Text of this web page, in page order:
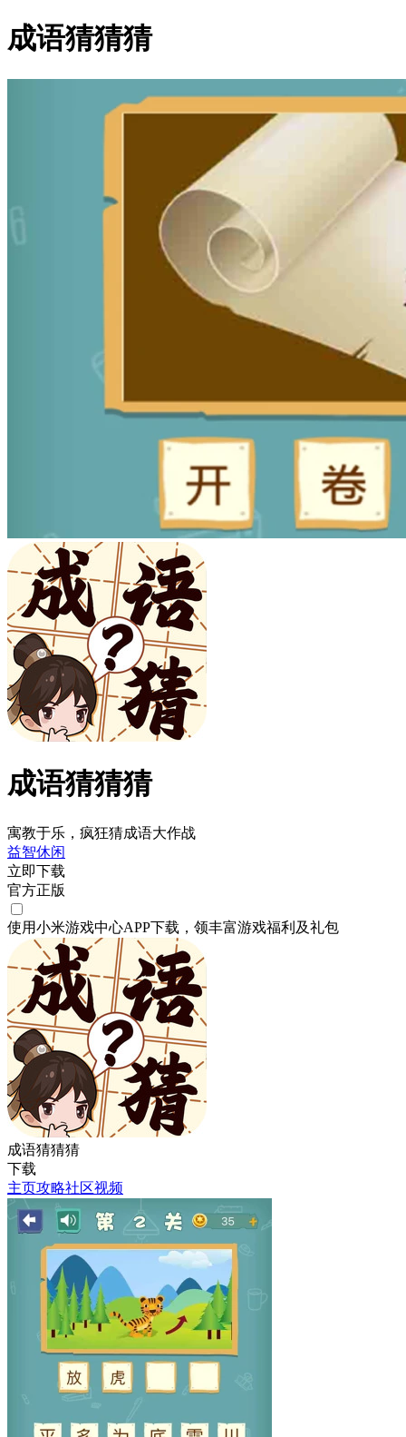
成语猜猜猜
成语猜猜猜
寓教于乐，疯狂猜成语大作战
益智休闲
立即下载
官方正版
使用小米游戏中心APP下载 ，领丰富游戏福利 及礼包
成语猜猜猜
下载
主页攻略社区视频